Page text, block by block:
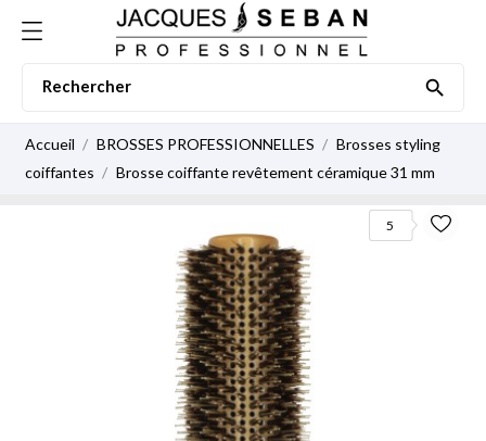

Accueil BROSSES PROFESSIONNELLES
Brosses styling
coiffantes
Brosse coiffante revêtement céramique 31 mm
5